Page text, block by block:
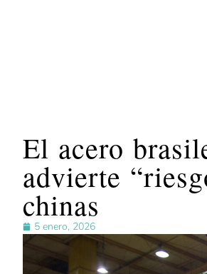
El acero
advierte
chinas
5 enero, 2026